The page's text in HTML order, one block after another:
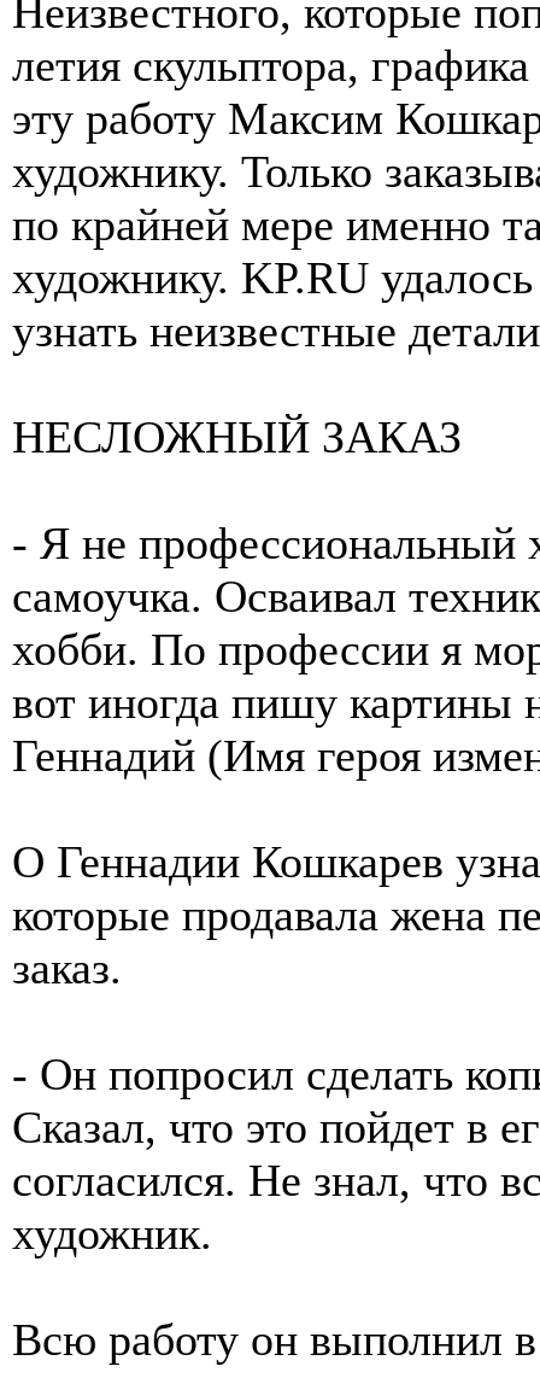
Неизвестного, которые
летия скульптора,
эту работу Максим
художнику. Только
по крайней мере именно
художнику. KP.RU
узнать неизвестные
НЕСЛОЖНЫЙ ЗАКАЗ
- Я не профессиональный
самоучка. Осваивал
хобби. По профессии я
вот иногда пишу картины
Геннадий (Имя героя
О Геннадии Кошкарев
которые продавала жена
заказ.
- Он попросил сделать
Сказал, что это пойдет в
согласился. Не знал, что
художник.
Всю работу он выполнил